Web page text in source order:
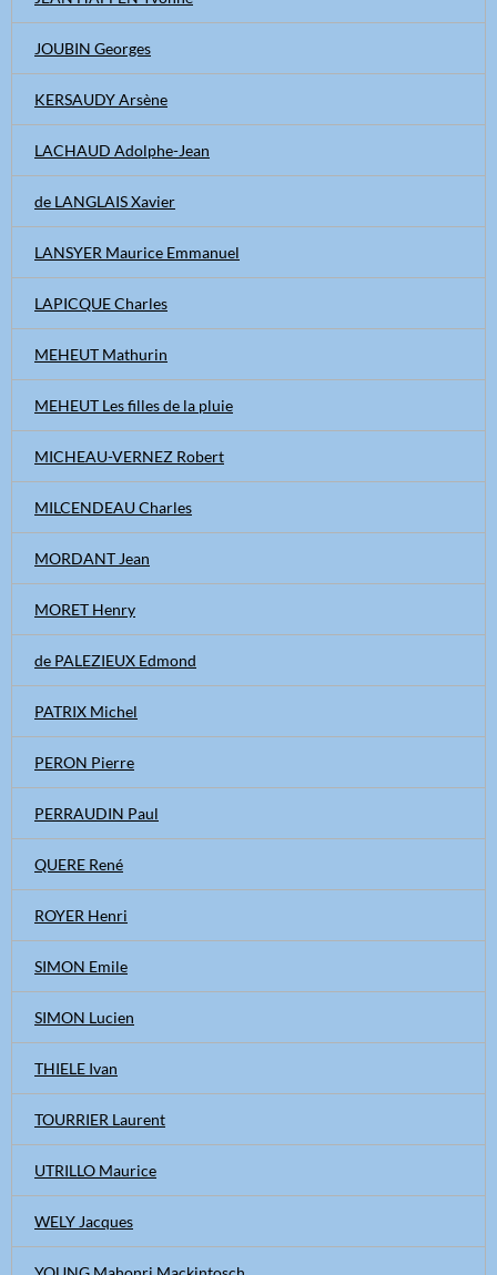
JOUBIN Georges
KERSAUDY Arsène
LACHAUD Adolphe-Jean
de LANGLAIS Xavier
LANSYER Maurice Emmanuel
LAPICQUE Charles
MEHEUT Mathurin
MEHEUT Les filles de la pluie
MICHEAU-VERNEZ Robert
MILCENDEAU Charles
MORDANT Jean
MORET Henry
de PALEZIEUX Edmond
PATRIX Michel
PERON Pierre
PERRAUDIN Paul
QUERE René
ROYER Henri
SIMON Emile
SIMON Lucien
THIELE Ivan
TOURRIER Laurent
UTRILLO Maurice
WELY Jacques